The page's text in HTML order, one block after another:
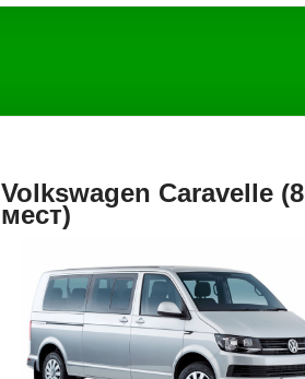
Volkswagen Caravelle (8
мест)